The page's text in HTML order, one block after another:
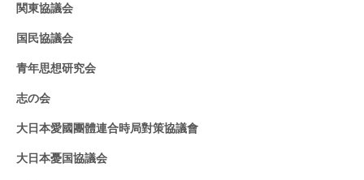
関東協議会
国民協議会
青年思想研究会
志の会
大日本愛國團體連合時局對策協議會
大日本憂国協議会